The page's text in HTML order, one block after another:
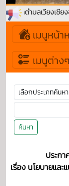
าลตำบลเวียงเชียงข
เมนูหน้า
เมนูต่าง
ค้นหา
ประก
เรื่อง นโยบายแล